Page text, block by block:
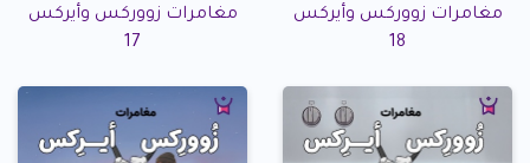
مغامرات زووركس وأيركس
18
مغامرات زووركس وأيركس
17